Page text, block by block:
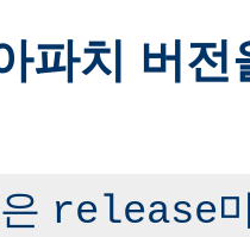
파치 버
release